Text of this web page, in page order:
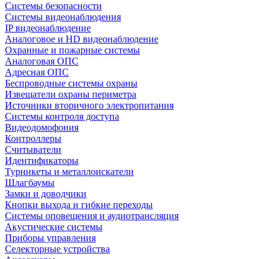
Системы безопасности
Системы видеонаблюдения
IP видеонаблюдение
Аналоговое и HD видеонаблюдение
Охранные и пожарные системы
Аналоговая ОПС
Адресная ОПС
Беспроводные системы охраны
Извещатели охраны периметра
Источники вторичного электропитания
Системы контроля доступа
Видеодомофония
Контроллеры
Считыватели
Идентификаторы
Турникеты и металлоискатели
Шлагбаумы
Замки и доводчики
Кнопки выхода и гибкие переходы
Системы оповещения и аудиотрансляция
Акустические системы
Приборы управления
Селекторные устройства